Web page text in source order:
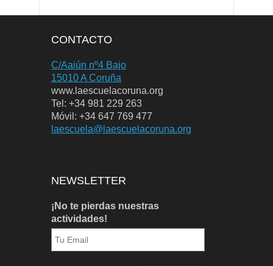
CONTACTO
C/Aaiún nº4 Bajo
15010 A Coruña
www.laescuelacoruna.org
Tel: +34 981 229 263
Móvil: +34 647 769 477
laescuela@laescuelacoruna.org
NEWSLETTER
¡No te pierdas nuestras
actividades!